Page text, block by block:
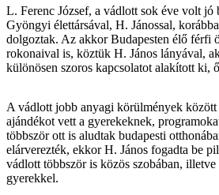
L. Ferenc József, a vádlott sok éve volt jó
Gyöngyi élettársával, H. Jánossal,
dolgoztak. Az akkor Budapesten élő férfi
rokonaival is, köztük H. János lányával,
különösen szoros kapcsolatot alakított ki,
A vádlott jobb anyagi körülmények
ajándékot vett a gyerekeknek,
többször ott is aludtak budapesti
elárverezték, ekkor H. János fogadta be
vádlott többször is közös szobában,
gyerekkel.